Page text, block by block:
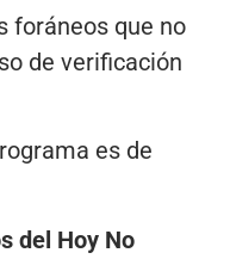
foráneos que no
de verificación
es de
del Hoy No